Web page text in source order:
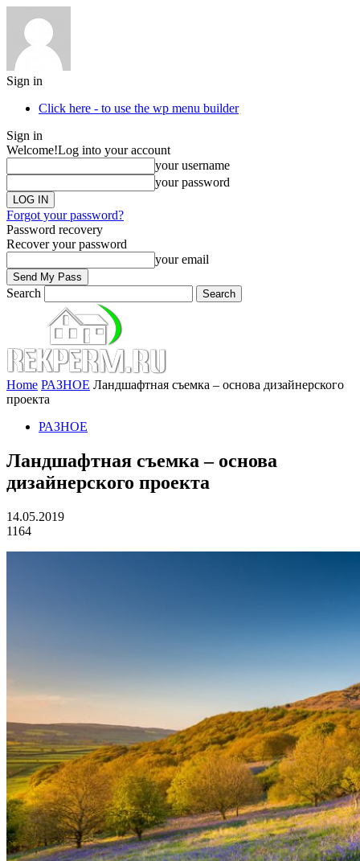
Sign in
Click here - to use the wp menu builder
Sign in
Welcome!Log into your account
your username
your password
Forgot your password?
Password recovery
Recover your password
your email
Search
Home РАЗНОЕ Ландшафтная съемка – основа дизайнерского
проекта
РАЗНОЕ
Ландшафтная съемка – основа
дизайнерского проекта
14.05.2019
1164